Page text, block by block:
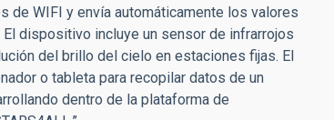
de WIFI y envía automáticamente los valores
dispositivo incluye un sensor de infrarrojos
del brillo del cielo en estaciones fijas. El
o tableta para recopilar datos de un
dentro de la plataforma de